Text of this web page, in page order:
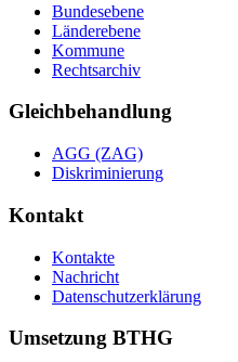
Bundesebene
Länderebene
Kommune
Rechtsarchiv
Gleichbehandlung
AGG (ZAG)
Diskriminierung
Kontakt
Kontakte
Nachricht
Datenschutzerklärung
Umsetzung BTHG